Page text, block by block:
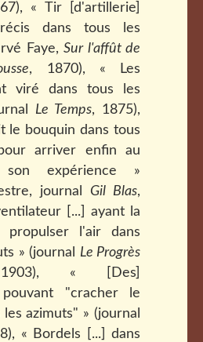
« Tir [d'artillerie]
dans tous les
Faye, Sur l'affût de
, 1870), « Les
viré dans tous les
Le Temps, 1875),
le bouquin dans tous
arriver enfin au
expérience »
journal Gil Blas,
[...] ayant la
propulser l'air dans
» (journal Le Progrès
« [Des]
pouvant "cracher le
azimuts" » (journal
« Bordels [...] dans